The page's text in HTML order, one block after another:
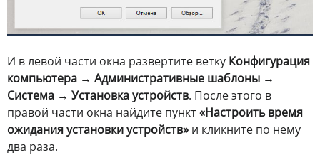
И в левой части окна развертите ветку Конфигурация
компьютера → Административные шаблоны →
Система → Установка устройств. После этого в
правой части окна найдите пункт«Настроить время
ожидания установки устройств» и кликните по нему
два раза.